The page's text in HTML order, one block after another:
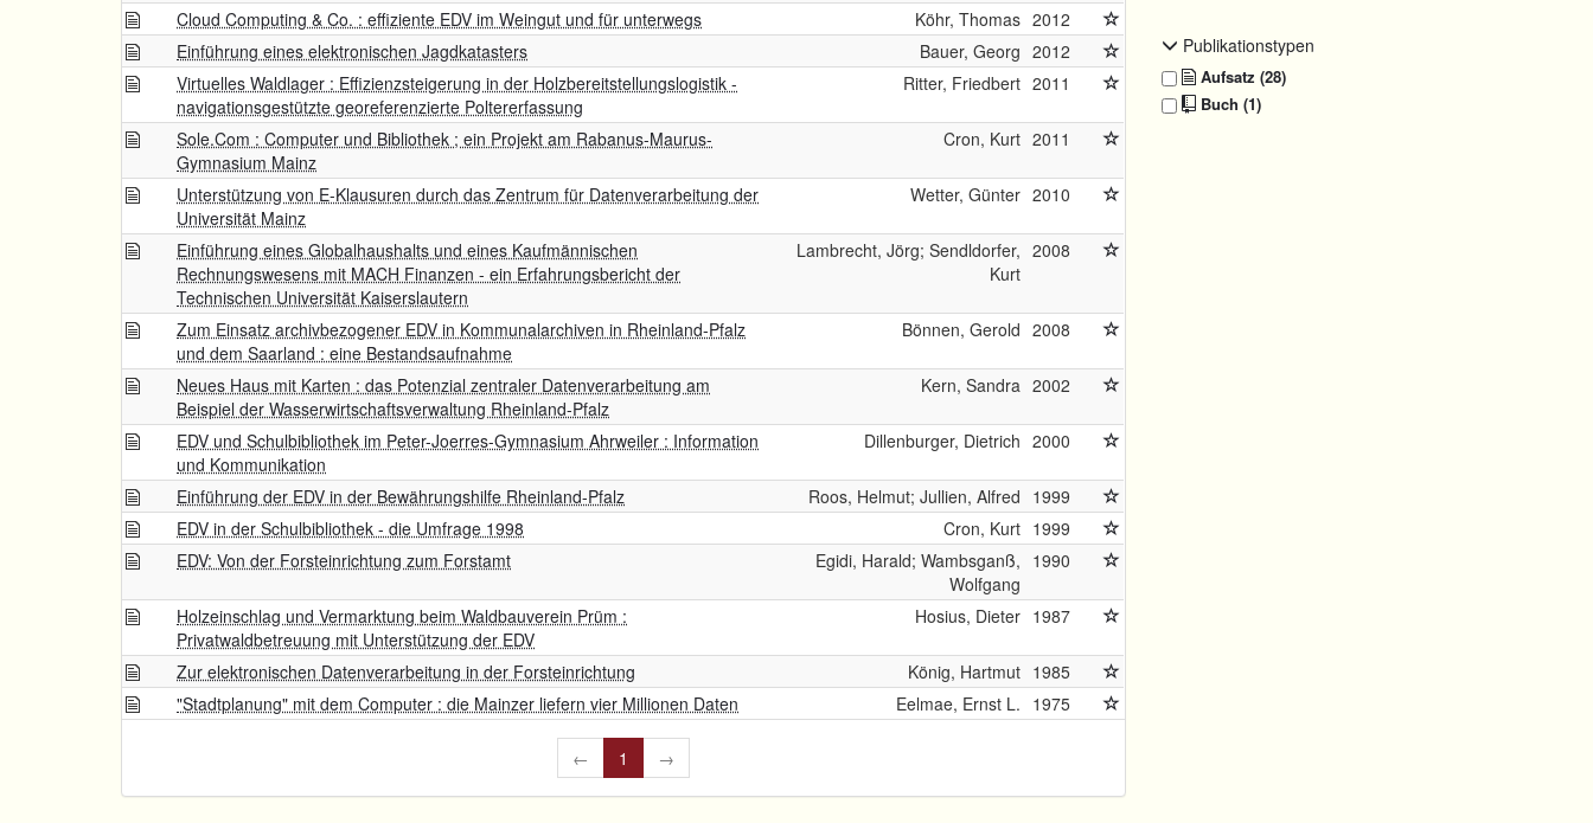
Cloud Computing & Co. : effiziente EDV im Weingut und für unterwegs
Köhr, Thomas 2012
Einführung eines elektronischen Jagdkatasters
Bauer, Georg 2012
Virtuelles Waldlager : Effizienzsteigerung in der Holzbereitstellungslogistik -
navigationsgestützte georeferenzierte Poltererfassung
Ritter, Friedbert 2011
Sole.Com : Computer und Bibliothek ; ein Projekt am Rabanus-Maurus-
Gymnasium Mainz
Cron, Kurt 2011
Unterstützung von E-Klausuren durch das Zentrum für Datenverarbeitung der
Universität Mainz
Wetter, Günter 2010
Einführung eines Globalhaushalts und eines Kaufmännischen
Rechnungswesens mit MACH Finanzen - ein Erfahrungsbericht der
Technischen Universität Kaiserslautern
Lambrecht, Jörg; Sendldorfer,
Kurt
2008
Zum Einsatz archivbezogener EDV in Kommunalarchiven in Rheinland-Pfalz
und dem Saarland : eine Bestandsaufnahme
Bönnen, Gerold 2008
Neues Haus mit Karten : das Potenzial zentraler Datenverarbeitung am
Beispiel der Wasserwirtschaftsverwaltung Rheinland-Pfalz
Kern, Sandra 2002
EDV und Schulbibliothek im Peter-Joerres-Gymnasium Ahrweiler : Information
und Kommunikation
Dillenburger, Dietrich 2000
Einführung der EDV in der Bewährungshilfe Rheinland-Pfalz Roos, Helmut; Jullien, Alfred 1999
EDV in der Schulbibliothek - die Umfrage 1998
Cron, Kurt 1999
EDV: Von der Forsteinrichtung zum Forstamt
Egidi, Harald; Wambsganß,
Wolfgang
1990
Holzeinschlag und Vermarktung beim Waldbauverein Prüm :
Privatwaldbetreuung mit Unterstützung der EDV
Hosius, Dieter 1987
Zur elektronischen Datenverarbeitung in der Forsteinrichtung König, Hartmut 1985
"Stadtplanung" mit dem Computer : die Mainzer liefern vier Millionen Daten
Eelmae, Ernst L. 1975
← 1 →
Publikationstypen
Aufsatz (28)
Buch (1)